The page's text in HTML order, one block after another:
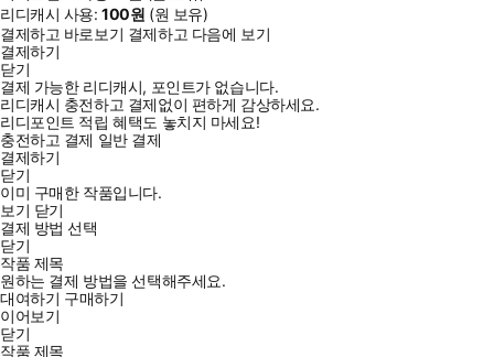
리디캐시 사용:100원 (원 보유)
결제하고 바로보기 결제하고 다음에 보기
결제하기
닫기
결제 가능한 리디캐시, 포인트가 없습니다.
리디캐시 충전하고 결제없이 편하게 감상하세요.
리디포인트 적립 혜택도 놓치지 마세요!
충전하고 결제 일반 결제
결제하기
닫기
이미 구매한 작품입니다.
보기 닫기
결제 방법 선택
닫기
작품 제목
원하는 결제 방법을 선택해주세요.
대여하기 구매하기
이어보기
닫기
작품 제목